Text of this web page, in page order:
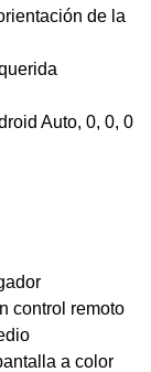
de la
Auto, 0, 0, 0
control remoto
a color